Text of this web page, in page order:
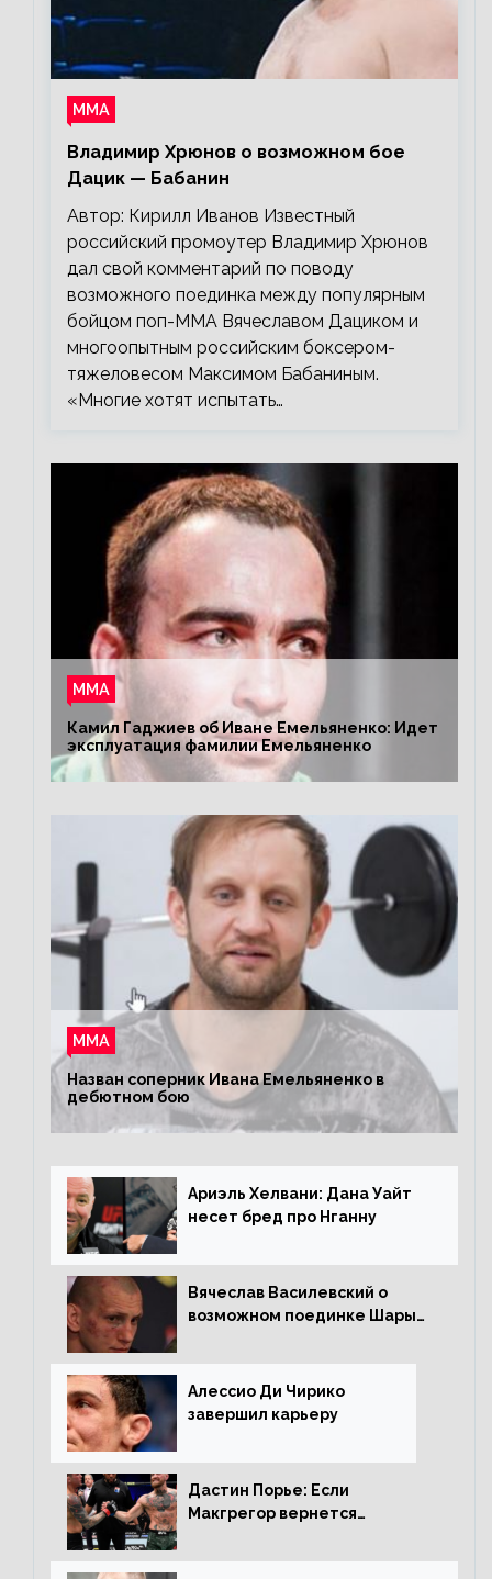
ММА
Владимир Хрюнов о возможном бое
Дацик — Бабанин
Автор: Кирилл Иванов Известный
российский промоутер Владимир Хрюнов
дал свой комментарий по поводу
возможного поединка между популярным
бойцом поп-ММА Вячеславом Дациком и
многоопытным российским боксером-
тяжеловесом Максимом Бабаниным.
«Многие хотят испытать…
ММА
Камил Гаджиев об Иване Емельяненко: Идет
эксплуатация фамилии Емельяненко
ММА
Назван соперник Ивана Емельяненко в
дебютном бою
Ариэль Хелвани: Дана Уайт
несет бред про Нганну
Вячеслав Василевский о
возможном поединке Шары
Копыловым
Алессио Ди Чирико
завершил карьеру
Дастин Порье: Если
Макгрегор вернется
раунда на Чендлера